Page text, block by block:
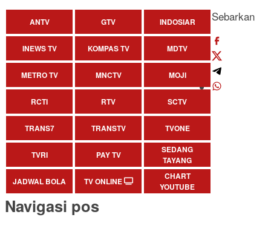
ANTV GTV INDOSIAR
INEWS TV KOMPAS TV MDTV
METRO TV MNCTV MOJI
RCTI RTV SCTV
TRANS7 TRANSTV TVONE
TVRI PAY TV
SEDANG
TAYANG
JADWAL BOLA
TV ONLINE
CHART
YOUTUBE
Sebarkan
Navigasi pos